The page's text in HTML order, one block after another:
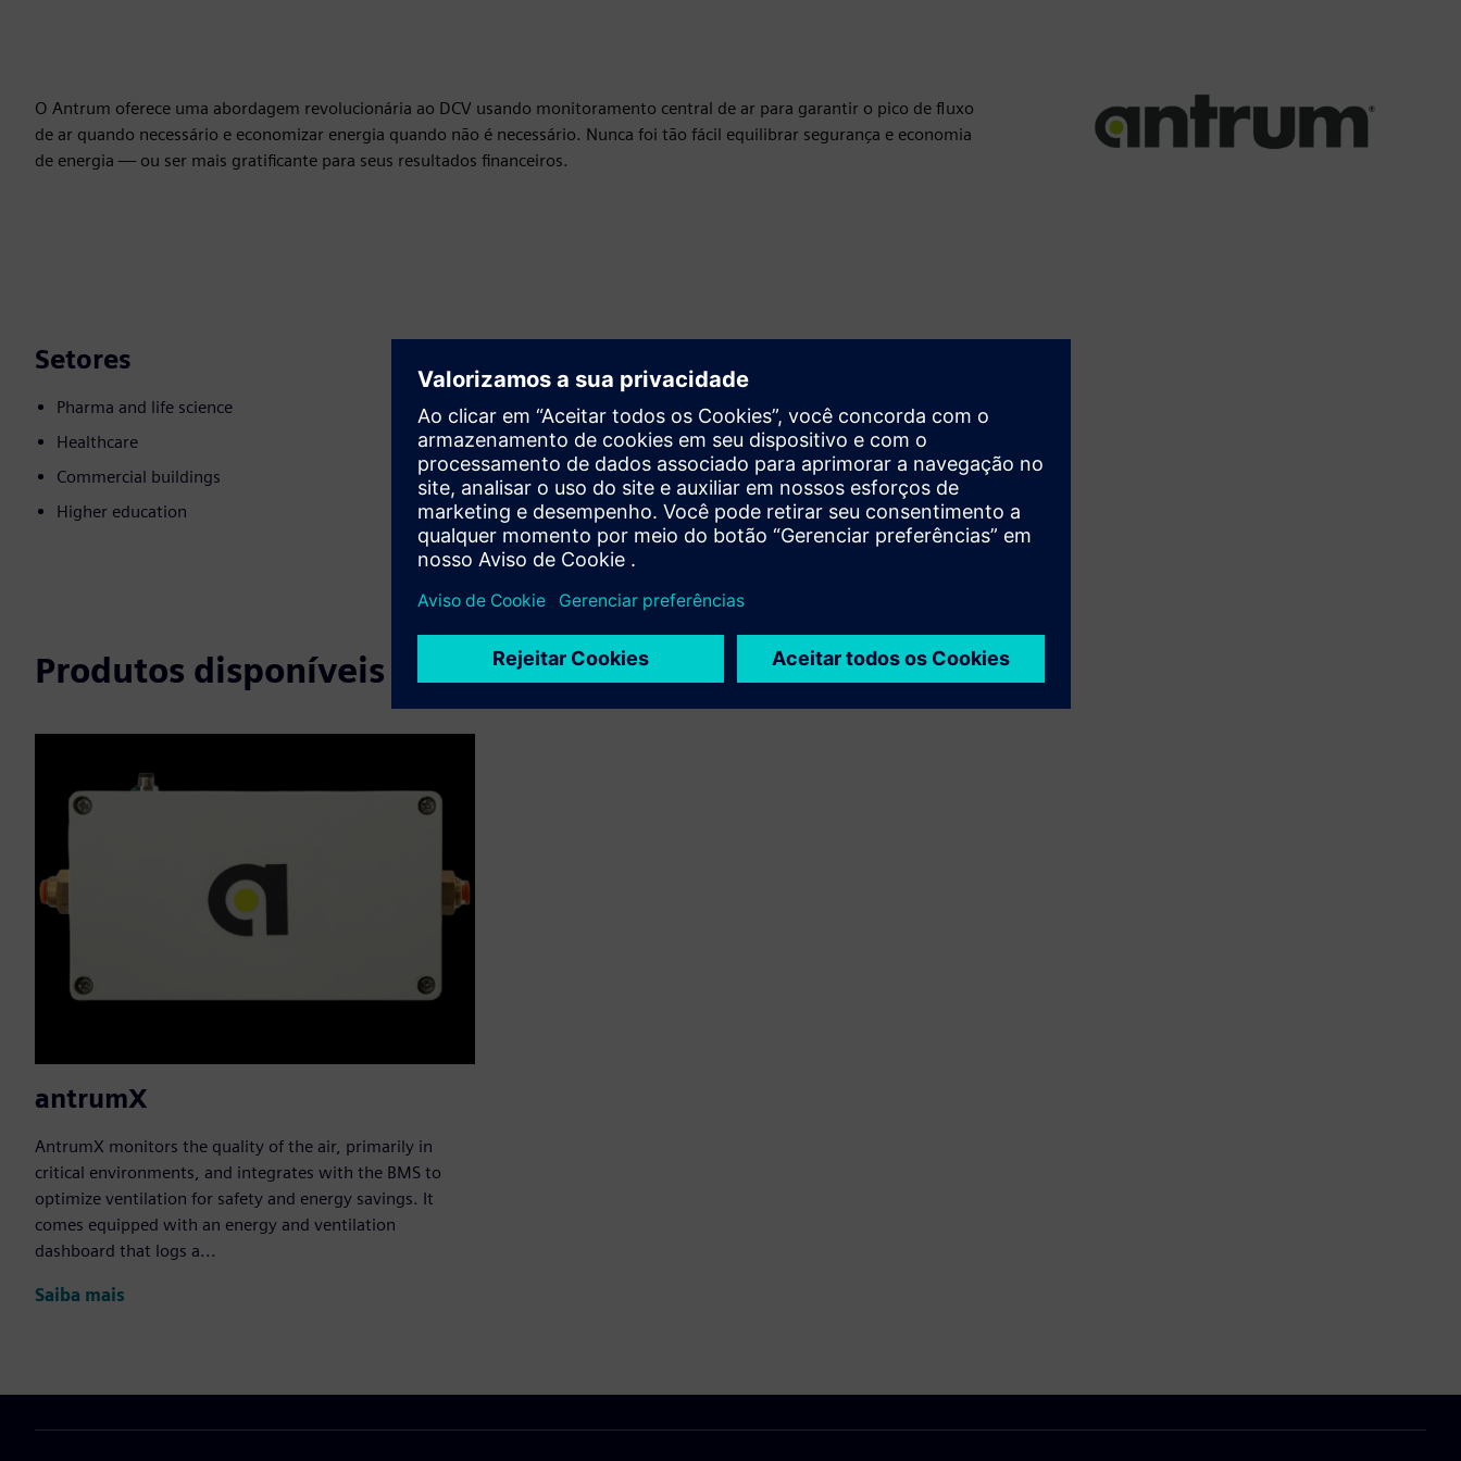
O Antrum oferece uma abordagem revolucionária ao DCV usando monitoramento central de ar para garantir o pico de fluxo
de ar quando necessário e economizar energia quando não é necessário. Nunca foi tão fácil equilibrar segurança e economia
de energia — ou ser mais gratificante para seus resultados financeiros.
Setores
Pharma and life science
Healthcare
Commercial buildings
Higher education
Build
Expande ou baseia-se em um produto/solução do Siemens
Xcelerator ao criar um novo produto, ou cria uma nova
solução para o cliente via integração do produto Siemens
Xcelerator com produto próprio
Produtos disponíveis
antrumX
AntrumX monitors the quality of the air, primarily in
critical environments, and integrates with the BMS to
optimize ventilation for safety and energy savings. It
comes equipped with an energy and ventilation
dashboard that logs a...
Saiba mais